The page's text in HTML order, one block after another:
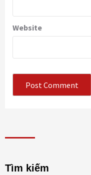
Website
Tìm kiếm